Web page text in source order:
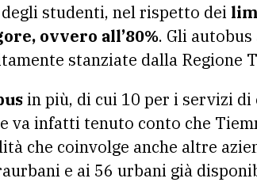
studenti, nel rispetto dei
ovvero all’80%. Gli
stanziate dalla Regione
in più, di cui 10 per i servizi di
va infatti tenuto conto che
che coinvolge anche altre
e ai 56 urbani già